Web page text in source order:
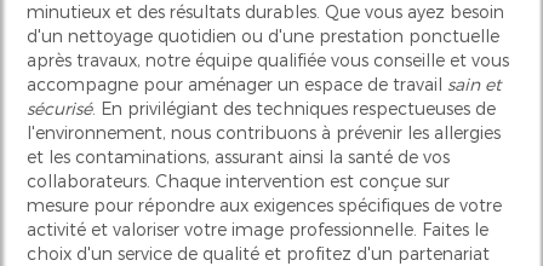
minutieux et des résultats durables. Que vous ayez besoin
d'un nettoyage quotidien ou d'une prestation ponctuelle
après travaux, notre équipe qualifiée vous conseille et vous
accompagne pour aménager un espace de travail sain et
sécurisé. En privilégiant des techniques respectueuses de
l'environnement, nous contribuons à prévenir les allergies
et les contaminations, assurant ainsi la santé de vos
collaborateurs. Chaque intervention est conçue sur
mesure pour répondre aux exigences spécifiques de votre
activité et valoriser votre image professionnelle. Faites le
choix d'un service de qualité et profitez d'un partenariat